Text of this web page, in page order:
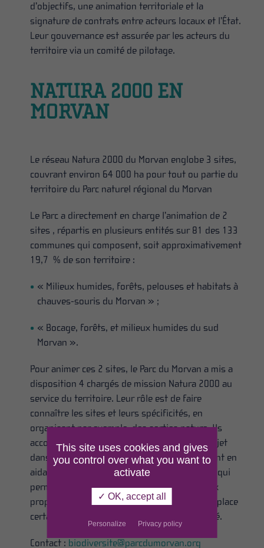
d’objectifs, une animation territoriale et la
signature de contrats entre acteurs locaux et l’État.
Leur gouvernance est assurée par les acteurs du
territoire via un comité de pilotage.
NATURA 2000 EN
MORVAN
Le réseau Natura 2000 du Morvan englobe 3 sites,
couvrant environ 64 000 ha pour tout ou partie du
territoire du Parc naturel régional du Morvan
Le Parc a directement en charge l’animation de 2
sites , répartis en plusieurs entités sur 81 des 133
communes qui composent, soit approximativement
19,7 % de son territoire :
« Milieux humides, forêts, pelouses et habitats à
chauves-souris du Morvan » ;
« Bocage, forêts, et milieux humides du sud
Morvan ».
Pour animer ces 2 sites, le Parc du Morvan a mis a
disposition 4 chargés de mission Natura 2000 au
service du territoire. Leur rôle est de faire
connaître les sites et leurs spécificités, en
organisant par exemple, des sorties nature. Ils
accompagnent également les porteurs de projet
dans les démarches liées aux sites, notamment en
aidant au montage des contrats Natura 2000 qui
permettent d’accorder une aide financière aux
propriétaires, ou ayants droit, en mettant en place
certaines mesures en faveur de la biodiversité.
Contact : biodiversite@parcdumorvan.org
This site uses cookies and gives
you control over what you want to
activate
✓ OK, accept all
Personalize Privacy policy